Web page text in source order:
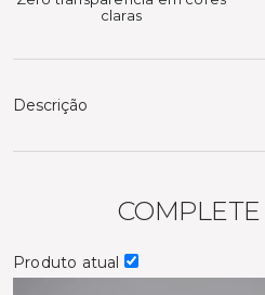
claras
Descrição
Produto atual